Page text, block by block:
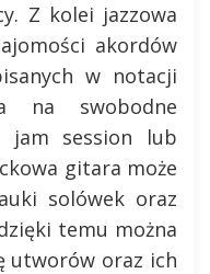
Z kolei jazzowa
akordów
w notacji
na swobodne
jam session lub
gitara może
solówek oraz
temu można
utworów oraz ich